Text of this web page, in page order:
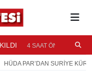
TEMASI
21 SAAT
HÜDA PAR’DAN SURIYE